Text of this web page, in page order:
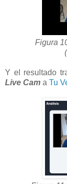
Figura
Y el resultado
Live Cam a Tu